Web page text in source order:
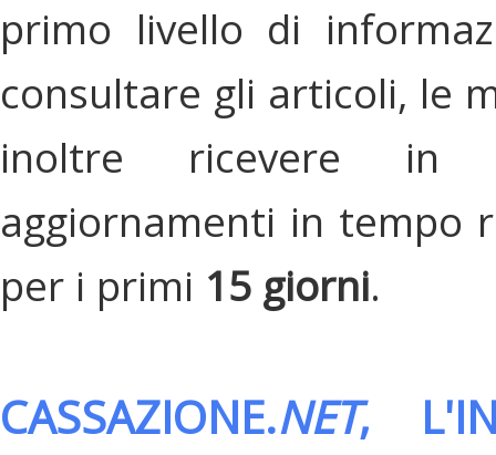
primo livello di
consultare gli articoli, le
inoltre ricevere in
aggiornamenti in tempo
per i primi 15 giorni.
CASSAZIONE.NET,